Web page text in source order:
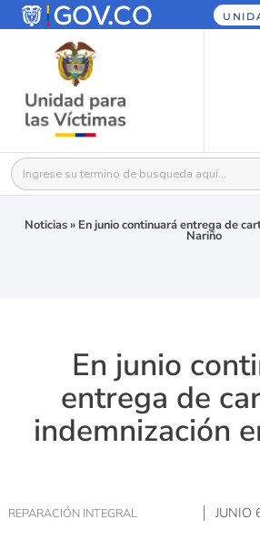
Buscar:
Noticias» En junio continuará entrega de
Nariño
En junio
entrega de
indemnización
REPARACIÓN INTEGRAL JUNIO